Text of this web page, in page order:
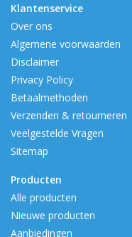
Klantenservice
Over ons
Algemene voorwaarden
Disclaimer
Privacy Policy
Betaalmethoden
Verzenden & retourneren
Veelgestelde Vragen
Sitemap
Producten
Alle producten
Nieuwe producten
Aanbiedingen